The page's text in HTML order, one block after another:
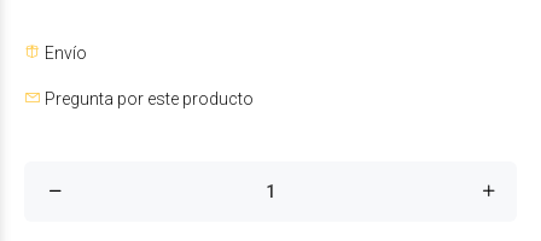
Envío
Pregunta por este producto